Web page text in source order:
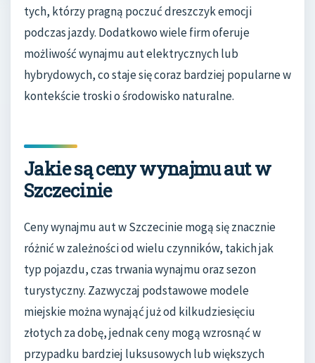
tych, którzy pragną poczuć dreszczyk emocji
podczas jazdy. Dodatkowo wiele firm oferuje
możliwość wynajmu aut elektrycznych lub
hybrydowych, co staje się coraz bardziej popularne w
kontekście troski o środowisko naturalne.
Jakie są ceny wynajmu aut w
Szczecinie
Ceny wynajmu aut w Szczecinie mogą się znacznie
różnić w zależności od wielu czynników, takich jak
typ pojazdu, czas trwania wynajmu oraz sezon
turystyczny. Zazwyczaj podstawowe modele
miejskie można wynająć już od kilkudziesięciu
złotych za dobę, jednak ceny mogą wzrosnąć w
przypadku bardziej luksusowych lub większych